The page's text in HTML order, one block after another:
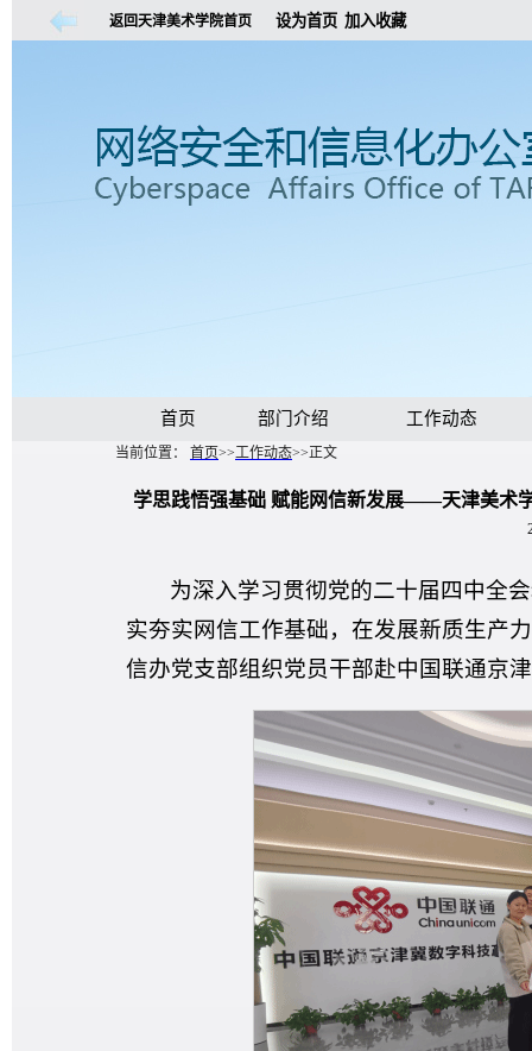
返回天津美术学院首页 设为首页 加入收藏
首页 部门介绍 工作动态
当前位置： 首页>>工作动态>>正文
学思践悟强基础 赋能网信新发展——天津美术
为深入学习贯彻党的二十届四中全
实夯实网信工作基础，在发展新质生产
信办党支部组织党员干部赴中国联通京